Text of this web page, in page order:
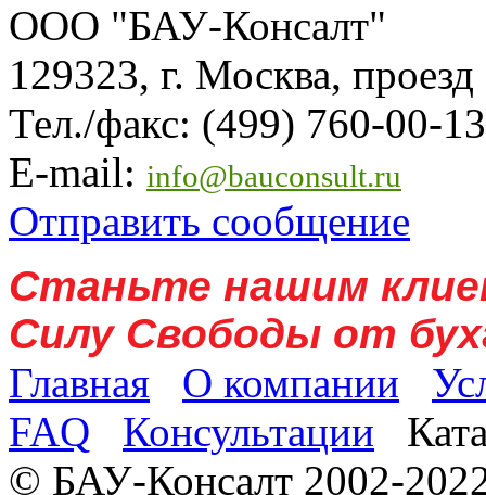
ООО "БАУ-Консалт"
129323, г. Москва,
Тел./факс: (499) 760-00-
E-mail: info@bauconsult.ru
Отправить сообщение
Станьте нашим
Силу Свободы от
Главная
О компании
FAQ
Консультации
© БАУ-Консалт 2002-